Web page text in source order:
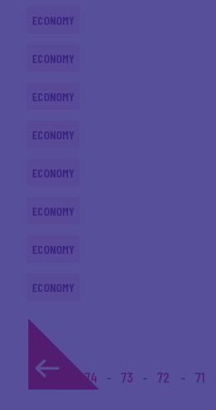
ECONOMY
ECONOMY
ECONOMY
ECONOMY
ECONOMY
ECONOMY
ECONOMY
ECONOMY
1... 74 73 72 71